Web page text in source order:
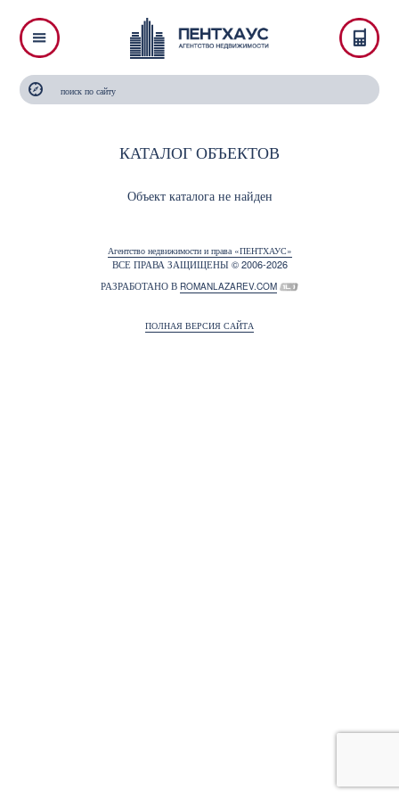
КАТАЛОГ ОБЪЕКТОВ
Объект каталога не найден
Агентство недвижимости и права «ПЕНТХАУС»
ВСЕ ПРАВА ЗАЩИЩЕНЫ © 2006-2026
РАЗРАБОТАНО В ROMANLAZAREV.COM
ПОЛНАЯ ВЕРСИЯ САЙТА